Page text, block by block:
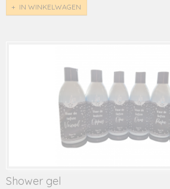
IN WINKELWAGEN
Shower gel